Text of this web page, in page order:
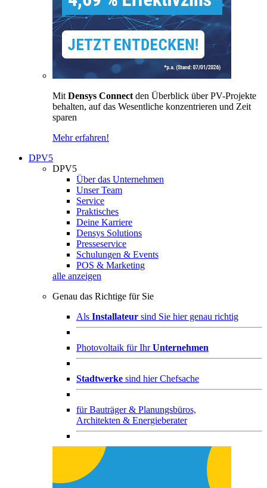
Mit Densys Connect den Überblick über PV-Projekte
behalten, auf das Wesentliche konzentrieren und Zeit
sparen
Mehr erfahren!
DPV5
DPV5
Über das Unternehmen
Unser Team
Service
Praktisches
Deine Karriere
Densys Solutions
Presseservice
Schulungen & Events
POS & Marketing
alle anzeigen
Genau das Richtige für Sie
Als Installateur sind Sie hier genau richtig
Photovoltaik für IhrUnternehmen
Stadtwerke sind hier Chefsache
fürBauträger & Planungsbüros,
Architekten & Energieberater